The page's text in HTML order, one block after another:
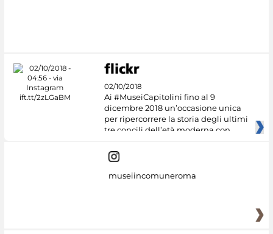
02/10/2018
Ai #MuseiCapitolini fino al 9
dicembre 2018 un’occasione unica
per ripercorrere la storia degli ultimi
tre concili dell’età moderna con
museiincomuneroma